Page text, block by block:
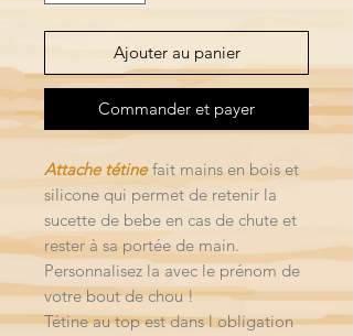
Ajouter au panier
Commander et payer
Attache tétinefait mains en bois et
silicone qui permet de retenir la
sucette de bebe en cas de chute et
rester à sa portée de main.
Personnalisez la avec le prénom de
votre bout de chou !
Tétine au top est dans l obligation